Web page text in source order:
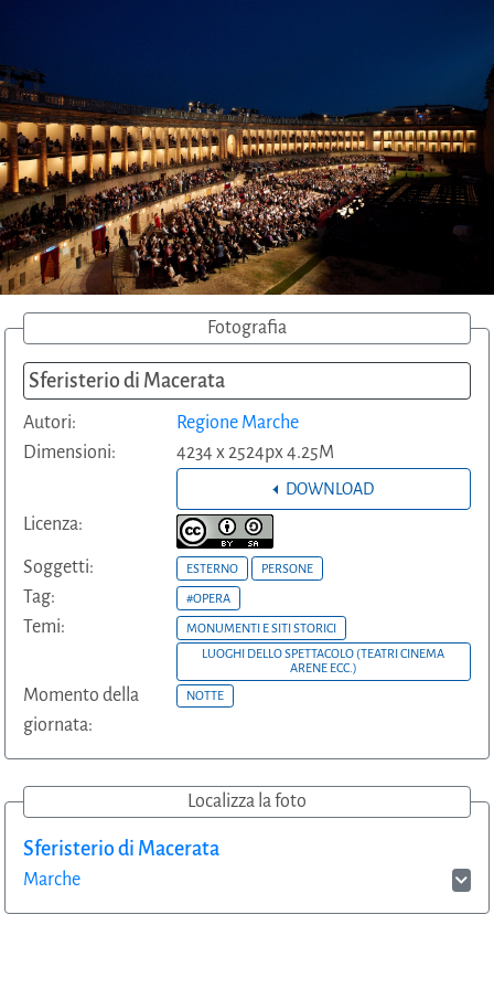
Fotografia
Sferisterio di Macerata
Autori:
Regione Marche
Dimensioni:
4234 x 2524px 4.25M
DOWNLOAD
Licenza:
Soggetti: ESTERNO PERSONE
Tag: #OPERA
Temi:
MONUMENTI E SITI STORICI
LUOGHI DELLO SPETTACOLO (TEATRI CINEMA
ARENE ECC.)
Momento della
giornata:
NOTTE
Localizza la foto
Sferisterio di Macerata
Marche